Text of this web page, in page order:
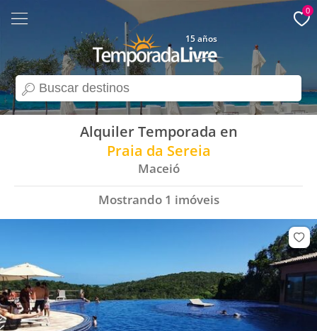
search
15 años
0
Alquiler Temporada en
Praia da Sereia
Maceió
Mostrando 1 imóveis